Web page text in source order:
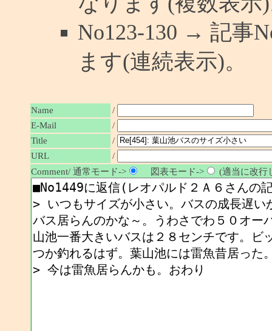
No123-130 → 記事
ます(連続表示)。
Name
/
E-Mail
/
Title
/
URL
/
Comment/ 通常モード->
図表モード-> (適当に改行